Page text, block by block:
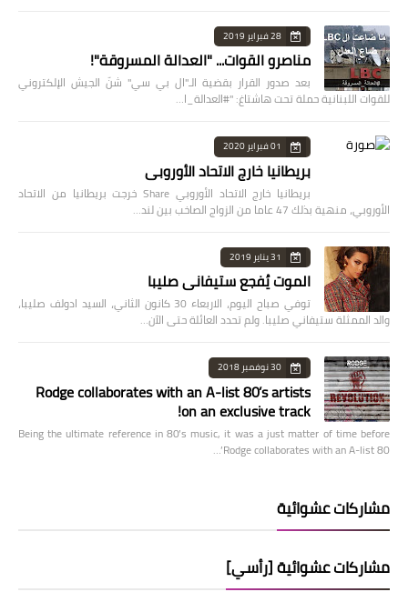
28 فبراير 2019
مناصرو القوات... "العدالة المسروقة"!
بعد صدور القرار بقضية الـ"ال بي سي" شنّ الجيش الإلكتروني
للقوات اللبنانية حملة تحت هاشتاغ: "#العدالة_ا…
01 فبراير 2020
بريطانيا خارج الاتحاد الأوروبي
بريطانيا خارج الاتحاد الأوروبي Share خرجت بريطانيا من الاتحاد
الأوروبي، منهية بذلك 47 عاما من الزواج الصاخب بين لند…
31 يناير 2019
الموت يُفجع ستيفاني صليبا
توفي صباح اليوم، الاربعاء 30 كانون الثاني، السيد ادولف صليبا،
والد الممثلة ستيفاني صليبا. ولم تحدد العائلة حتى الآن…
30 نوفمبر 2018
Rodge collaborates with an A-list 80’s artists
on an exclusive track!
Being the ultimate reference in 80’s music, it was a just matter of time before
Rodge collaborates with an A-list 80’…
مشاركات عشوائية
مشاركات عشوائية [رأسي]